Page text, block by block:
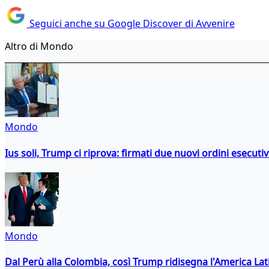
Seguici anche su Google Discover di Avvenire
Altro di Mondo
Mondo
Ius soli, Trump ci riprova: firmati due nuovi ordini
Mondo
Dal Perù alla Colombia, così Trump ridisegna l'America